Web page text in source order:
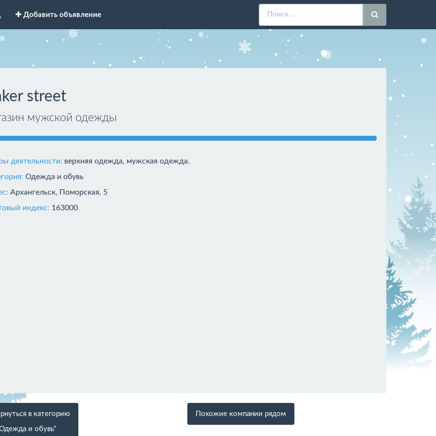
Добавить объявление
street
мужской одежды
деятельности: верхняя одежда, мужская одежда.
Одежда и обувь
Архангельск, Поморская, 5
индекс: 163000
в категорию
и обувь"
Похожие компании рядом